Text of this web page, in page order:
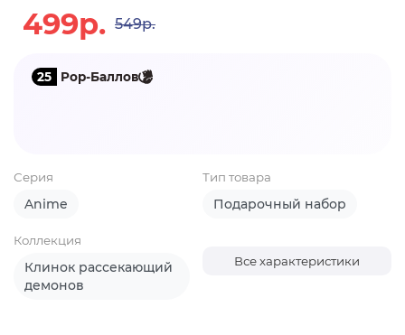
499р. 549р.
25 Pop-Баллов
Серия
Anime
Тип товара
Подарочный набор
Коллекция
Клинок рассекающий
демонов
Все характеристики